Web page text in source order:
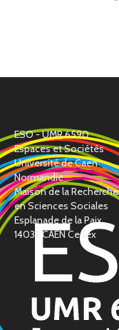
ESO - UMR 6590
Espaces et Sociétés
Université de Caen
Normandie
Maison de la Recherche
en Sciences Sociales
Esplanade de la Paix
14032 CAEN Cedex